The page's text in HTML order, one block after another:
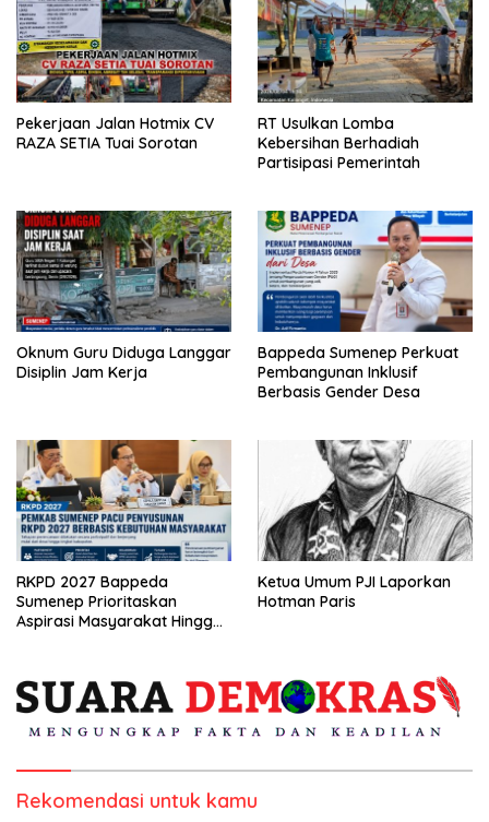
Pekerjaan Jalan Hotmix CV
RAZA SETIA Tuai Sorotan
RT Usulkan Lomba
Kebersihan Berhadiah
Partisipasi Pemerintah
Oknum Guru Diduga Langgar
Disiplin Jam Kerja
Bappeda Sumenep Perkuat
Pembangunan Inklusif
Berbasis Gender Desa
RKPD 2027 Bappeda
Sumenep Prioritaskan
Aspirasi Masyarakat Hingga
Ketua Umum PJI Laporkan
Hotman Paris
Rekomendasi untuk kamu